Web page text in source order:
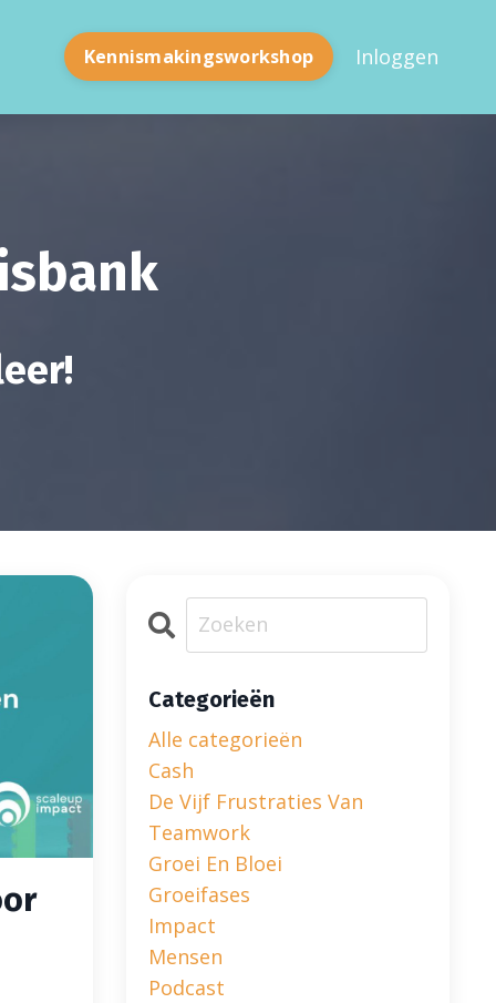
Kennismakingsworkshop Inloggen
Categorieën
Alle categorieën
Cash
De Vijf Frustraties Van
Teamwork
Groei En Bloei
Groeifases
Impact
Mensen
Podcast